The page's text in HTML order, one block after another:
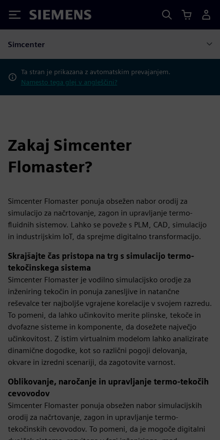
Siemens
Simcenter
Ta stran je prikazana z avtomatskim prevajanjem.
Namesto tega glej v angleščini?
Zakaj Simcenter
Flomaster?
Simcenter Flomaster ponuja obsežen nabor orodij za
simulacijo za načrtovanje, zagon in upravljanje termo-
fluidnih sistemov. Lahko se poveže s PLM, CAD, simulacijo
in industrijskim IoT, da sprejme digitalno transformacijo.
Skrajšajte čas pristopa na trg s simulacijo termo-
tekočinskega sistema
Simcenter Flomaster je vodilno simulacijsko orodje za
inženiring tekočin in ponuja zanesljive in natančne
reševalce ter najboljše vgrajene korelacije v svojem razredu.
To pomeni, da lahko učinkovito merite plinske, tekoče in
dvofazne sisteme in komponente, da dosežete največjo
učinkovitost. Z istim virtualnim modelom lahko analizirate
dinamične dogodke, kot so različni pogoji delovanja,
okvare in izredni scenariji, da zagotovite varnost.
Oblikovanje, naročanje in upravljanje termo-tekočih
cevovodov
Simcenter Flomaster ponuja obsežen nabor simulacijskih
orodij za načrtovanje, zagon in upravljanje termo-
tekočinskih cevovodov. To pomeni, da je mogoče digitalni